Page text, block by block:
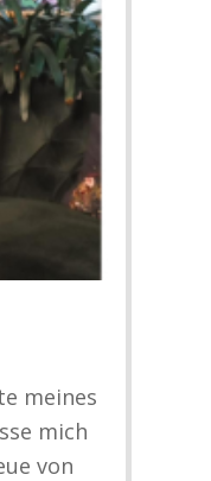
meines
mich
von